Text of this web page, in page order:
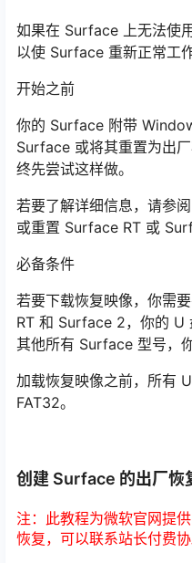
如果在 Surface 上无法使
以使 Surface 重新正常工作
开始之前
你的 Surface 附带
Surface 或将其重置为出
终先尝试这样做。
若要了解详细信息，请参
或重置 Surface RT 或
必备条件
若要下载恢复映像，你需
RT 和 Surface 2，你的 U
其他所有 Surface 型号，
加载恢复映像之前，所有
FAT32。
创建 Surface 的出厂恢
注：此教程为微软官网提
恢复，可以联系站长付费